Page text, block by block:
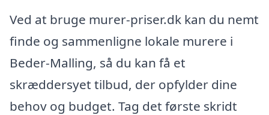
Ved at bruge murer-priser.dk kan du nemt
finde og sammenligne lokale murere i
Beder-Malling, så du kan få et
skræddersyet tilbud, der opfylder dine
behov og budget. Tag det første skridt